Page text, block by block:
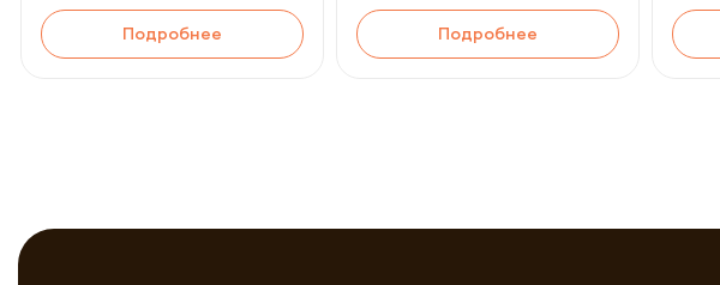
Подробнее Подробнее